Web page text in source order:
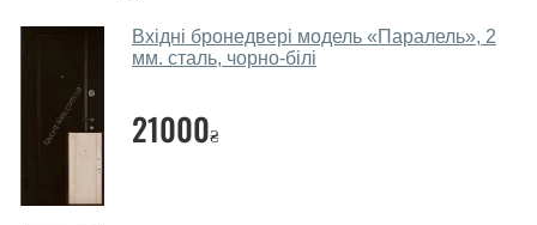
Чи допомагаєте ви вибрати двері
Так. Ми консультуємо покупців
месенджери, онлайн-чат або безпосередньо в нашому
Вхідні бронедвері модель «Паралель», 2
мм. сталь, чорно-білі
21000₴